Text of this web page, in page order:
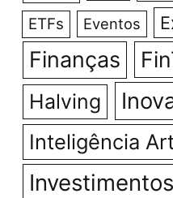
ETFs Eventos
Finanças
Halving
Inteligência
Investimentos